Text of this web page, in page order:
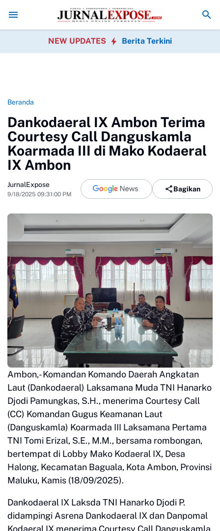
Resmi Dilantik, Dorong Sinergi Pemerintahan Desa Dana Desa
NEW UPDATES Berita Terkini
Beranda
Dankodaeral IX Ambon Terima
Courtesy Call Danguskamla
Koarmada III di Mako Kodaeral
IX Ambon
JurnalExpose
9/18/2025 09:31:00 PM
Bagikan
Ambon,- Komandan Komando Daerah Angkatan
Laut (Dankodaeral) Laksamana Muda TNI Hanarko
Djodi Pamungkas, S.H., menerima Courtesy Call
(CC) Komandan Gugus Keamanan Laut
(Danguskamla) Koarmada III Laksamana Pertama
TNI Tomi Erizal, S.E., M.M., bersama rombongan,
bertempat di Lobby Mako Kodaeral IX, Desa
Halong, Kecamatan Baguala, Kota Ambon, Provinsi
Maluku, Kamis (18/09/2025).
Dankodaeral IX Laksda TNI Hanarko Djodi P.
didampingi Asrena Dankodaeral IX dan Danpomal
Kodaeral IX menerima Courtesy Call Danguskamla